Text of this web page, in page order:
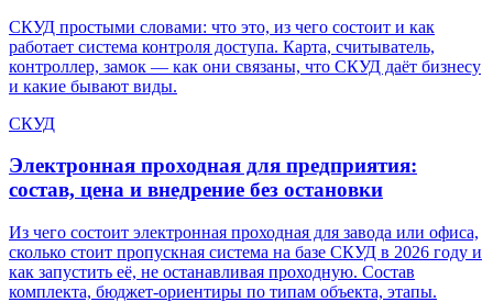
СКУД простыми словами: что это, из чего состоит и как
работает система контроля доступа. Карта, считыватель,
контроллер, замок — как они связаны, что СКУД даёт бизнесу
и какие бывают виды.
СКУД
Электронная проходная для предприятия:
состав, цена и внедрение без остановки
Из чего состоит электронная проходная для завода или офиса,
сколько стоит пропускная система на базе СКУД в 2026 году и
как запустить её, не останавливая проходную. Состав
комплекта, бюджет-ориентиры по типам объекта, этапы.